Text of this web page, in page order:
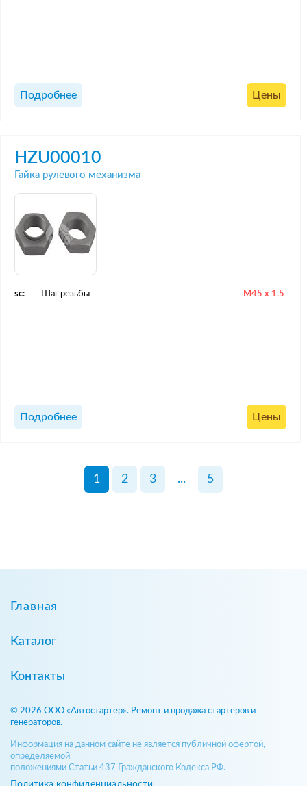
Подробнее Цены
HZU00010
Гайка рулевого механизма
sc: Шаг резьбы M45 x 1.5
Подробнее Цены
1 2 3 ... 5
Главная
Каталог
Контакты
© 2026 ООО «Автостартер». Ремонт и продажа стартеров и
генераторов.
Информация на данном сайте не является публичной офертой,
определяемой
положениями Статьи 437 Гражданского Кодекса РФ.